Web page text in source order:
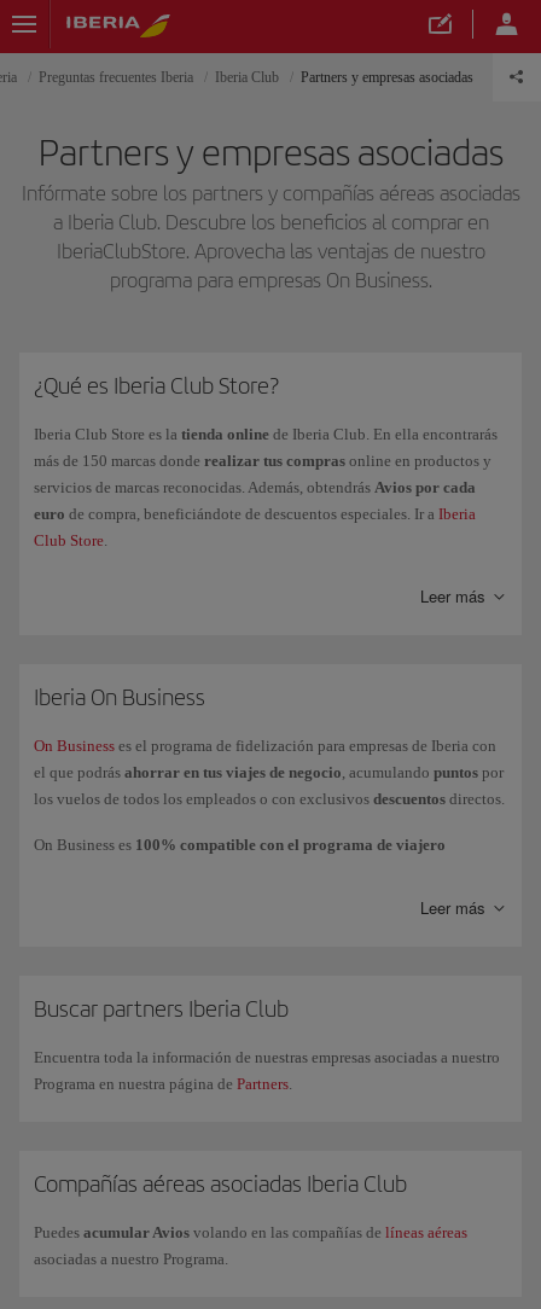
Preguntas frecuentes Iberia Iberia Club Partners y empresas asociadas
Partners y empresas asociadas
Infórmate sobre los partners y compañías aéreas asociadas
a Iberia Club. Descubre los beneficios al comprar en
IberiaClubStore. Aprovecha las ventajas de nuestro
programa para empresas On Business.
¿Qué es Iberia Club Store?
Iberia Club Store es la tienda online de Iberia Club. En ella encontrarás
más de 150 marcas donde realizar tus compras online en productos y
servicios de marcas reconocidas. Además, obtendrás Avios por cada
euro de compra, beneficiándote de descuentos especiales. Ir a Iberia
Club Store.
Leer más
Iberia On Business
On Business es el programa de fidelización para empresas de Iberia con
el que podrás ahorrar en tus viajes de negocio, acumulando puntos por
los vuelos de todos los empleados o con exclusivos descuentos directos.
On Business es 100% compatible con el programa de viajero
en su cuenta o
American Airlines y realizar mejoras de clases a cabinas superiores con
Si tienes más dudas, consulta nuestra página de
Leer más
Buscar partners Iberia Club
Encuentra toda la información de nuestras empresas asociadas a nuestro
Programa en nuestra página de Partners.
Compañías aéreas asociadas Iberia Club
Puedes acumular Avios volando en las compañías de líneas aéreas
asociadas a nuestro Programa.